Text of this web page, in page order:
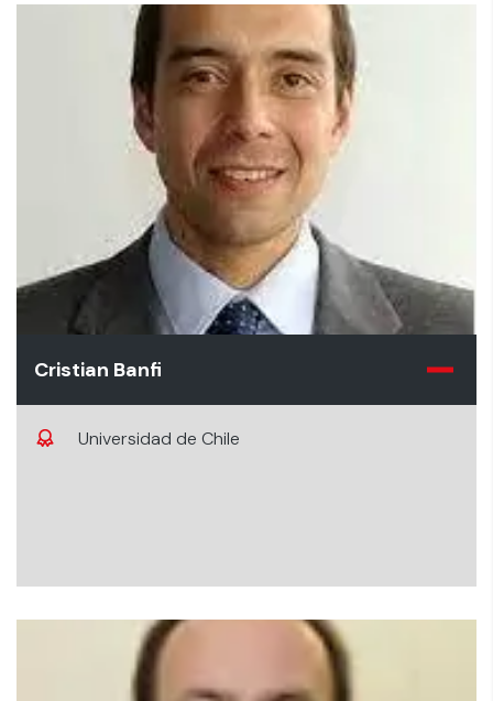
Cristian Banfi
Universidad de Chile